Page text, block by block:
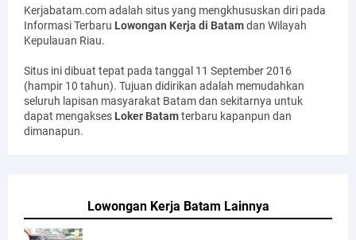
Kerjabatam.com adalah situs yang mengkhususkan diri pada
Informasi Terbaru Lowongan Kerja di Batamdan Wilayah
Kepulauan Riau.
Situs ini dibuat tepat pada tanggal 11 September 2016
(hampir 10 tahun). Tujuan didirikan adalah memudahkan
seluruh lapisan masyarakat Batam dan sekitarnya untuk
dapat mengakses Loker Batamterbaru kapanpun dan
dimanapun.
Lowongan Kerja Batam Lainnya